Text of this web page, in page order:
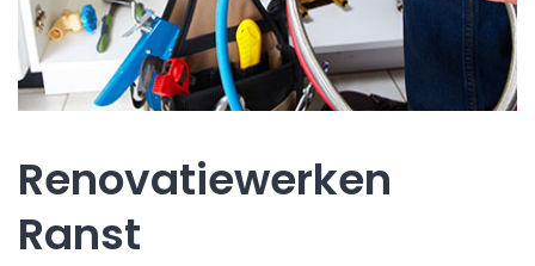
Renovatiewerken
Ranst